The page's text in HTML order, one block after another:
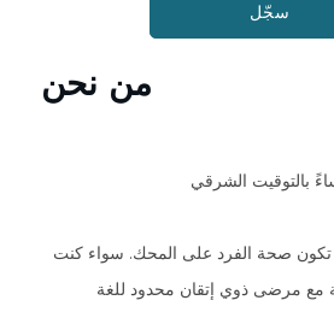
سجّل
من نحن
تكون صحة الفرد على المحك. سواء كنت
مع مرضى ذوي إتقان محدود للغة